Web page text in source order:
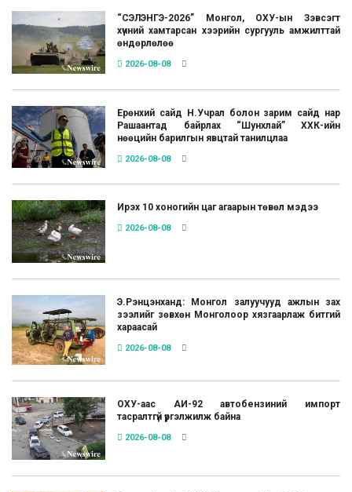
“СЭЛЭНГЭ-2026” Монгол, ОХУ-ын Зэвсэгт
хүчний хамтарсан хээрийн сургууль амжилттай
өндөрлөлөө
2026-08-08
Ерөнхий сайд Н.Учрал болон зарим сайд нар
Рашаантад байрлах “Шунхлай” ХХК-ийн
нөөцийн барилгын явцтай танилцлаа
2026-08-08
Ирэх 10 хоногийн цаг агаарын төвөл мэдээ
2026-08-08
Э.Рэнцэнханд: Монгол залуучууд ажлын зах
зээлийг зөвхөн Монголоор хязгаарлаж битгий
хараасай
2026-08-08
ОХУ-аас АИ-92 автобензиний импорт
тасралтгүй үргэлжилж байна
2026-08-08